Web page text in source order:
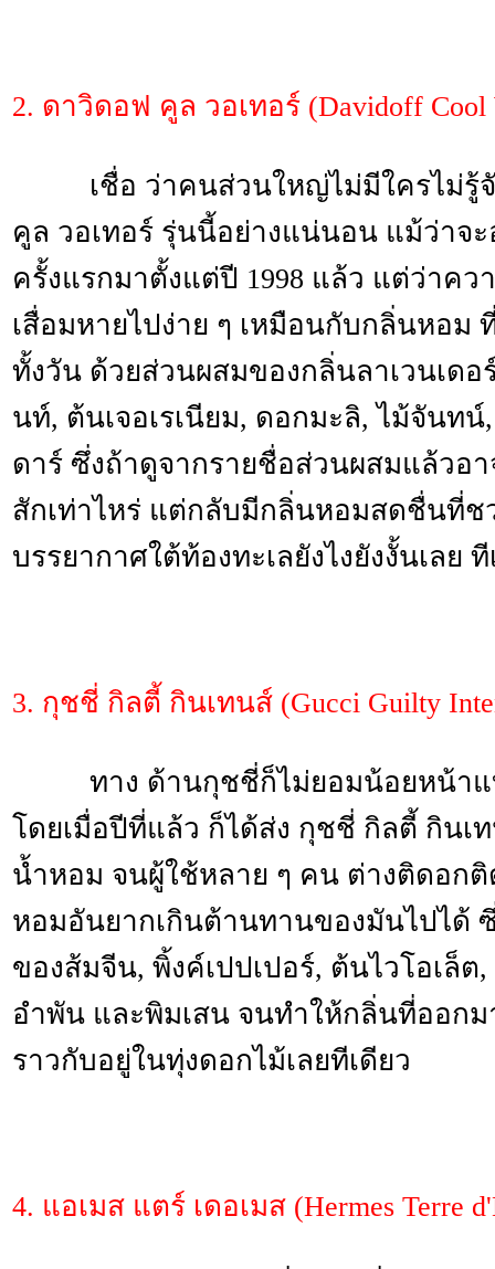
2. ดาวิดอฟ คูล วอเทอร์ (Davidoff Cool
เชื่อ ว่าคนส่วนใหญ่ไม่มีใครไม่รู้จั
คูล วอเทอร์ รุ่นนี้อย่างแน่นอน แม้ว่าจ
ครั้งแรกมาตั้งแต่ปี 1998 แล้ว แต่ว่าค
เสื่อมหายไปง่าย ๆ เหมือนกับกลิ่นหอม
ทั้งวัน ด้วยส่วนผสมของกลิ่นลาเวนเดอ
นท์, ต้นเจอเรเนียม, ดอกมะลิ, ไม้จันท
ดาร์ ซึ่งถ้าดูจากรายชื่อส่วนผสมแล้วอ
สักเท่าไหร่ แต่กลับมีกลิ่นหอมสดชื่นที่ช
บรรยากาศใต้ท้องทะเลยังไงยังงั้นเลย ที
3. กุชชี่ กิลตี้ กินเทนส์ (Gucci Guilty
ทาง ด้านกุชชี่ก็ไม่ยอมน้อยหน้าแ
โดยเมื่อปีที่แล้ว ก็ได้ส่ง กุชชี่ กิลตี้ กินเ
น้ำหอม จนผู้ใช้หลาย ๆ คน ต่างติดอก
หอมอันยากเกินต้านทานของมันไปได้
ของส้มจีน, พิ้งค์เปปเปอร์, ต้นไวโอเล็ต
อำพัน และพิมเสน จนทำให้กลิ่นที่ออก
ราวกับอยู่ในทุ่งดอกไม้เลยทีเดียว
4. แอเมส แตร์ เดอเมส (Hermes Terre